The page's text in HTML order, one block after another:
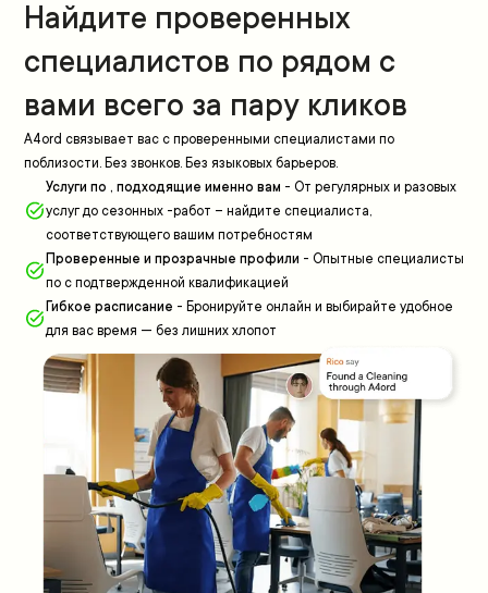
Найдите проверенных
специалистов по рядом с
вами всего за пару кликов
A4ord связывает вас с проверенными специалистами по
поблизости. Без звонков. Без языковых барьеров.
Услуги по , подходящие именно вам - От регулярных и разовых
услуг до сезонных -работ – найдите специалиста,
соответствующего вашим потребностям
Проверенные и прозрачные профили - Опытные специалисты
по с подтвержденной квалификацией
Гибкое расписание - Бронируйте онлайн и выбирайте удобное
для вас время — без лишних хлопот